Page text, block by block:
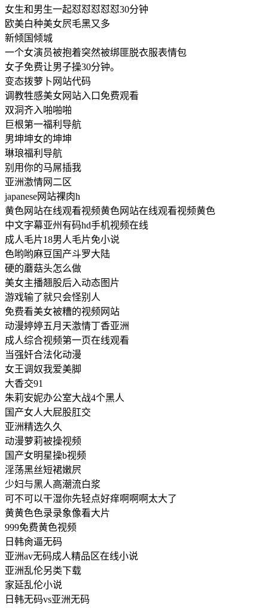
女生和男生一起怼怼怼怼怼30分钟
欧美白种美女屄毛黑又多
新倾国倾城
一个女演员被抱着突然被绑匪脱衣服表情包
女子免费让男子操30分钟。
变态拨萝卜网站代码
调教牲感美女网站入口免费观看
双洞齐入啪啪啪
巨根第一福利导航
男坤坤女的坤坤
琳琅福利导航
别用你的马屌插我
亚洲激情网二区
japanese网站裸肉h
黄色网站在线观看视频黄色网站在线观看视频黄色
中文字幕亚州有码hd手机视频在线
成人毛片18男人毛片免小说
色哟哟麻豆国产斗罗大陆
硬的蘑菇头怎么做
美女主播翘股后入动态图片
游戏输了就只会怪别人
免费看美女被糟的视频网站
动漫婷婷五月天激情丁香亚洲
成人综合视频第一页在线观看
当强奸合法化动漫
女王调奴我爱美脚
大香交91
朱莉安妮办公室大战4个黑人
国产女人大屁股肛交
亚洲精选久久
动漫萝莉被操视频
国产女明星操b视频
淫荡黑丝短裙嫩屄
少妇与黑人高潮流白浆
可不可以干湿你先轻点好痒啊啊啊太大了
黄黄色色录录象像看大片
999免费黄色视频
日韩肏逼无码
亚洲av无码成人精品区在线小说
亚洲乱伦另类下载
家延乱伦小说
日韩无码vs亚洲无码